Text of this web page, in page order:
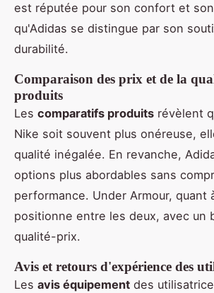
est réputée pour son confort et
qu'Adidas se distingue par son
durabilité.
Comparaison des prix et de la
produits
Les comparatifs produits révèlent
Nike soit souvent plus onéreuse,
qualité inégalée. En revanche,
options plus abordables sans
performance. Under Armour, quant
positionne entre les deux, avec un
qualité-prix.
Avis et retours d'expérience des
Les avis équipement des